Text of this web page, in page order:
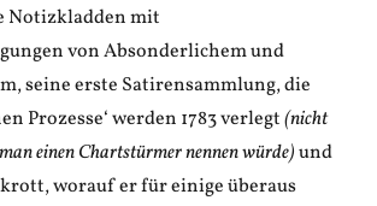
Notizkladden mit
von Absonderlichem und
seine erste Satirensammlung, die
Prozesse‘ werden 1783 verlegt(nicht
einen Chartstürmer nennen würde)und
worauf er für einige überaus